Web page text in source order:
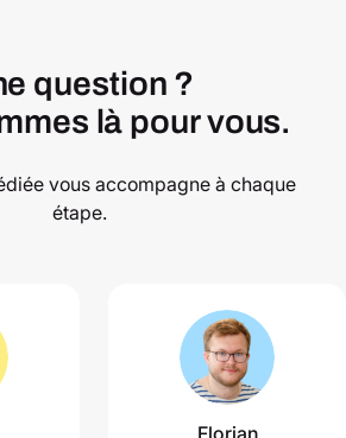
question ?
là pour vous.
vous accompagne à chaque
étape.
Florian